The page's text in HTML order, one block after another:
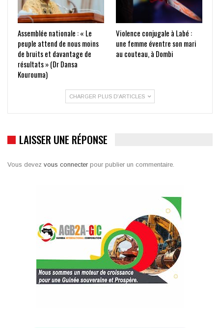
Assemblée nationale : « Le
peuple attend de nous moins
de bruits et davantage de
résultats » (Dr Dansa
Kourouma)
Violence conjugale à Labé :
une femme éventre son mari
au couteau, à Dombi
CHARGER PLUS D'ARTICLES
LAISSER UNE RÉPONSE
Vous devez vous connecter pour publier un commentaire.